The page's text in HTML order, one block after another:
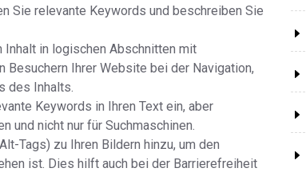
Sie relevante Keywords und beschreiben Sie
Inhalt in logischen Abschnitten mit
Ihrer Website bei der Navigation,
des Inhalts.
Keywords in Ihren Text ein, aber
und nicht nur für Suchmaschinen.
Tags) zu Ihren Bildern hinzu, um den
ist. Dies hilft auch bei der Barrierefreiheit